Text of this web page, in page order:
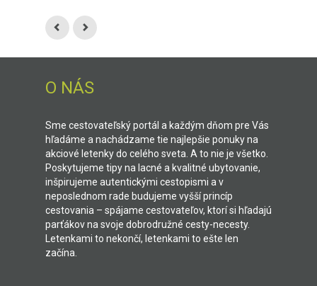
O NÁS
Sme cestovateľský portál a každým dňom pre Vás
hľadáme a nachádzame tie najlepšie ponuky na
akciové letenky do celého sveta. A to nie je všetko.
Poskytujeme tipy na lacné a kvalitné ubytovanie,
inšpirujeme autentickými cestopismi a v
neposlednom rade budujeme vyšší princíp
cestovania – spájame cestovateľov, ktorí si hľadajú
parťákov na svoje dobrodružné cesty-necesty.
Letenkami to nekončí, letenkami to ešte len
začína.